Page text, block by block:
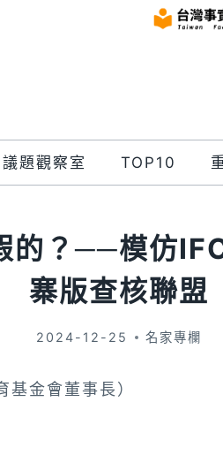
議題觀察室 TOP10
的？──模仿
寨版查核聯盟
2024-12-25 名家專欄
金會董事長）